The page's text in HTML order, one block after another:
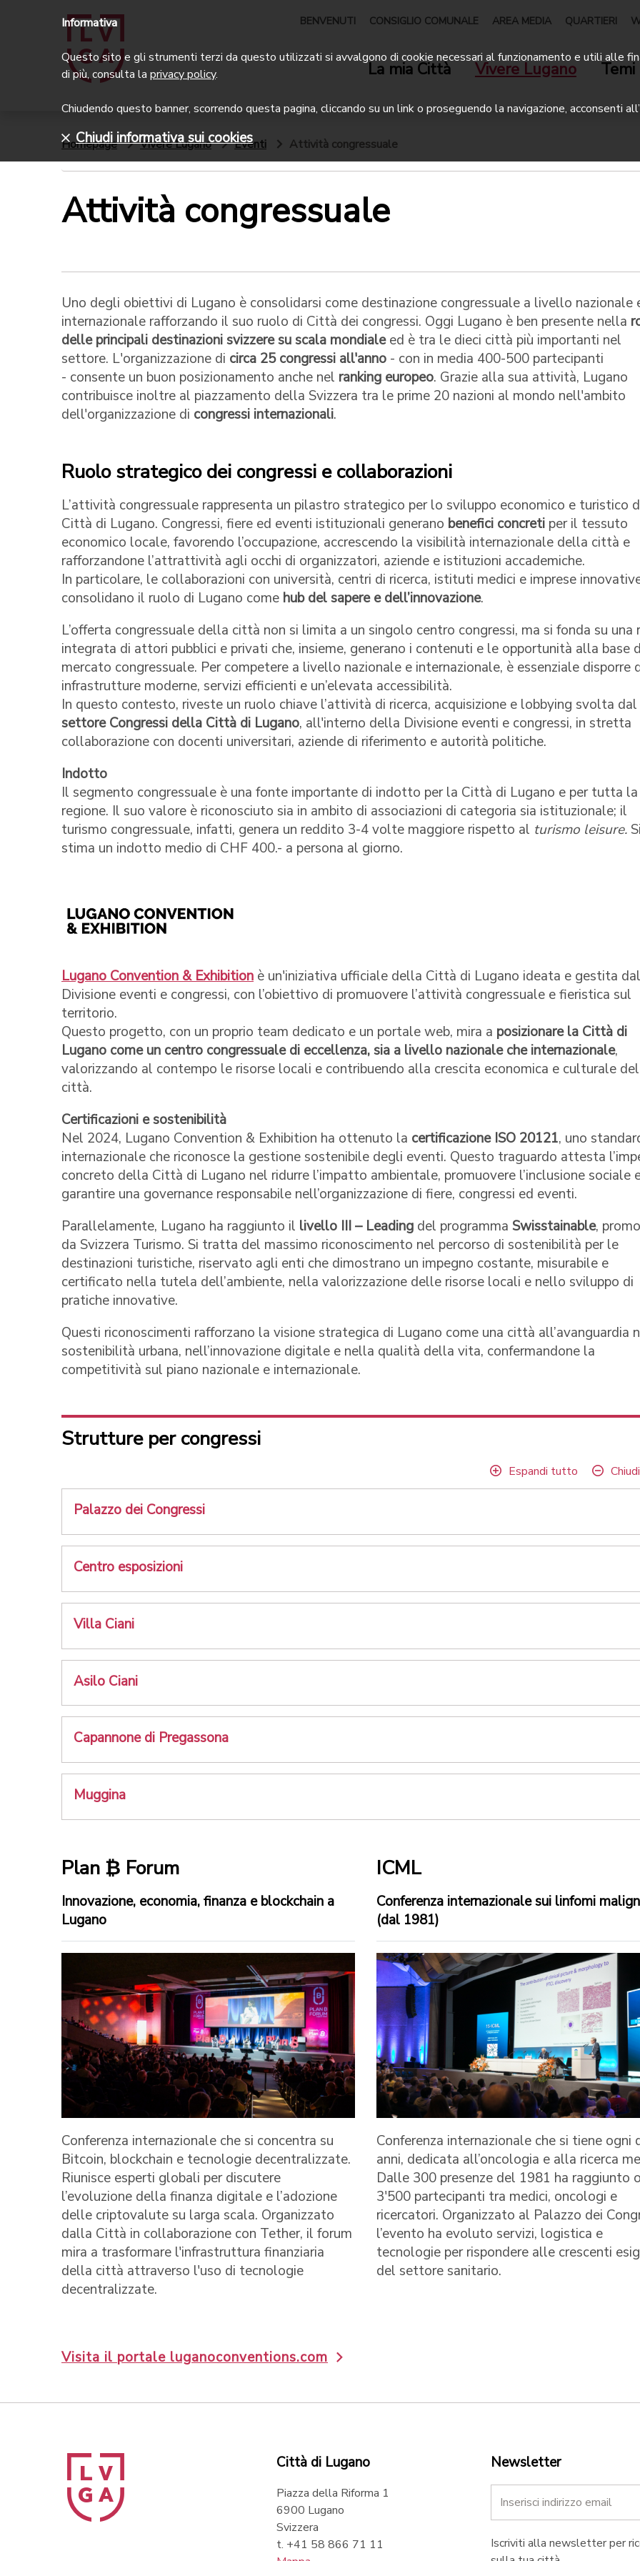
BENVENUTI CONSIGLIO COMUNALE AREA MEDIA QUARTIERI
La mia Città Vivere Lugano Temi
Homepage Vivere Lugano Eventi Attività congressuale
Attività congressuale
Uno degli obiettivi di Lugano è consolidarsi come destinazione congressuale a livello nazionale
internazionale rafforzando il suo ruolo di Città dei congressi. Oggi Lugano è ben presente nella
delle principali destinazioni svizzere su scala mondialeed è tra le dieci città più importanti nel
settore. L'organizzazione di circa 25 congressi all'anno - con in media 400-500 partecipanti
- consente un buon posizionamento anche nel ranking europeo. Grazie alla sua attività, Lugano
contribuisce inoltre al piazzamento della Svizzera tra le prime 20 nazioni al mondo nell'ambito
dell'organizzazione di congressi internazionali.
Ruolo strategico dei congressi e collaborazioni
L’attività congressuale rappresenta un pilastro strategico per lo sviluppo economico e turistico
Città di Lugano. Congressi, fiere ed eventi istituzionali generano benefici concreti per il tessuto
economico locale, favorendo l’occupazione, accrescendo la visibilità internazionale della città e
rafforzandone l’attrattività agli occhi di organizzatori, aziende e istituzioni accademiche.
In particolare, le collaborazioni con università, centri di ricerca, istituti medici e imprese
consolidano il ruolo di Lugano come hub del sapere e dell’innovazione.
L’offerta congressuale della città non si limita a un singolo centro congressi, ma si fonda su una
integrata di attori pubblici e privati che, insieme, generano i contenuti e le opportunità alla base
mercato congressuale. Per competere a livello nazionale e internazionale, è essenziale disporre
infrastrutture moderne, servizi efficienti e un’elevata accessibilità.
In questo contesto, riveste un ruolo chiave l’attività di ricerca, acquisizione e lobbying svolta dal
settore Congressi della Città di Lugano, all'interno della Divisione eventi e congressi, in stretta
collaborazione con docenti universitari, aziende di riferimento e autorità politiche.
Indotto
Il segmento congressuale è una fonte importante di indotto per la Città di Lugano e per tutta la
regione. Il suo valore è riconosciuto sia in ambito di associazioni di categoria sia istituzionale; il
turismo congressuale, infatti, genera un reddito 3-4 volte maggiore rispetto al turismo leisure.
stima un indotto medio di CHF 400.- a persona al giorno.
Lugano Convention & Exhibition è un'iniziativa ufficiale della Città di Lugano ideata e gestita
Divisione eventi e congressi, con l’obiettivo di promuovere l’attività congressuale e fieristica sul
territorio.
Questo progetto, con un proprio team dedicato e un portale web, mira a posizionare la Città di
Lugano come un centro congressuale di eccellenza, sia a livello nazionale che internazionale,
valorizzando al contempo le risorse locali e contribuendo alla crescita economica e culturale
città.
Certificazioni e sostenibilità
Nel 2024, Lugano Convention & Exhibition ha ottenuto la certificazione ISO 20121, uno
internazionale che riconosce la gestione sostenibile degli eventi. Questo traguardo attesta
concreto della Città di Lugano nel ridurre l’impatto ambientale, promuovere l’inclusione sociale
garantire una governance responsabile nell’organizzazione di fiere, congressi ed eventi.
Parallelamente, Lugano ha raggiunto il livello III – Leading del programma Swisstainable,
da Svizzera Turismo. Si tratta del massimo riconoscimento nel percorso di sostenibilità per le
destinazioni turistiche, riservato agli enti che dimostrano un impegno costante, misurabile e
certificato nella tutela dell’ambiente, nella valorizzazione delle risorse locali e nello sviluppo di
pratiche innovative.
Questi riconoscimenti rafforzano la visione strategica di Lugano come una città all’avanguardia
sostenibilità urbana, nell’innovazione digitale e nella qualità della vita, confermandone la
competitività sul piano nazionale e internazionale.
Strutture per congressi
Espandi tutto
Palazzo dei Congressi
Centro esposizioni
Villa Ciani
Asilo Ciani
Capannone di Pregassona
Muggina
Plan ₿ Forum
Innovazione, economia, finanza e blockchain a
Lugano
Conferenza internazionale che si concentra su
Bitcoin, blockchain e tecnologie decentralizzate.
Riunisce esperti globali per discutere
l’evoluzione della finanza digitale e l’adozione
delle criptovalute su larga scala. Organizzato
dalla Città in collaborazione con Tether, il forum
mira a trasformare l'infrastruttura finanziaria
della città attraverso l'uso di tecnologie
decentralizzate.
ICML
Conferenza internazionale sui linfomi
(dal 1981)
Conferenza internazionale che si tiene ogni
anni, dedicata all’oncologia e alla ricerca
Dalle 300 presenze del 1981 ha raggiunto
3'500 partecipanti tra medici, oncologi e
ricercatori. Organizzato al Palazzo dei
l’evento ha evoluto servizi, logistica e
tecnologie per rispondere alle crescenti
del settore sanitario.
Visita il portale luganoconventions.com
Città di Lugano
Piazza della Riforma 1
6900 Lugano
Svizzera
t. +41 58 866 71 11
Newsletter
Iscriviti alla newsletter per
Informativa
Questo sito e gli strumenti terzi da questo utilizzati si avvalgono di cookie necessari al funzionamento e utili alle
di più, consulta la privacy policy.
Chiudendo questo banner, scorrendo questa pagina, cliccando su un link o proseguendo la navigazione, acconsenti
Chiudi informativa sui cookies